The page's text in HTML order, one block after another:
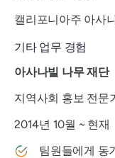
캘리포니아주 아사
기타 업무 경험
아사나빌 나무 재단
지역사회 홍보 전문
2014년 10월 ~ 현재
팀원들에게 동